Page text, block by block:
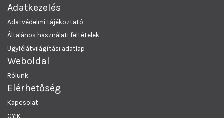
Adatkezelés
Adatvédelmi tájékoztató
Általános használati feltételek
Ügyfélátvilágítási adatlap
Weboldal
Rólunk
Elérhetőség
Kapcsolat
GYIK